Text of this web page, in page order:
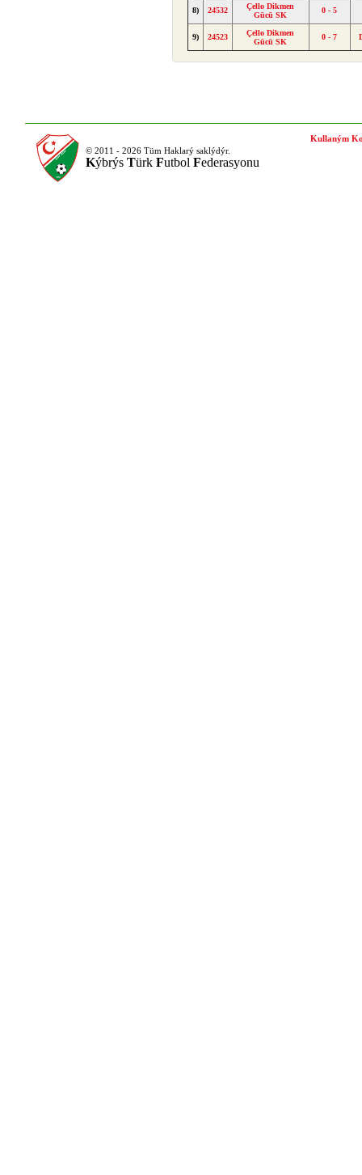
8) 24532
Çello Dikmen
Gücü SK
0 - 5
9) 24523
Çello Dikmen
Gücü SK
0 - 7
© 2011 - 2026 Tüm Haklarý saklýdýr.
Kýbrýs Türk Futbol Federasyonu
Kullaným